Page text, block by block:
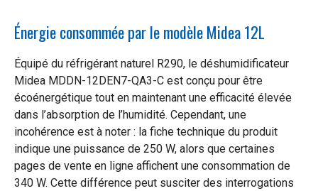
Énergie consommée par le modèle Midea 12L
Équipé du réfrigérant naturel R290, le déshumidificateur
Midea MDDN-12DEN7-QA3-C est conçu pour être
écoénergétique tout en maintenant une efficacité élevée
dans l’absorption de l’humidité. Cependant, une
incohérence est à noter : la fiche technique du produit
indique une puissance de 250 W, alors que certaines
pages de vente en ligne affichent une consommation de
340 W. Cette différence peut susciter des interrogations